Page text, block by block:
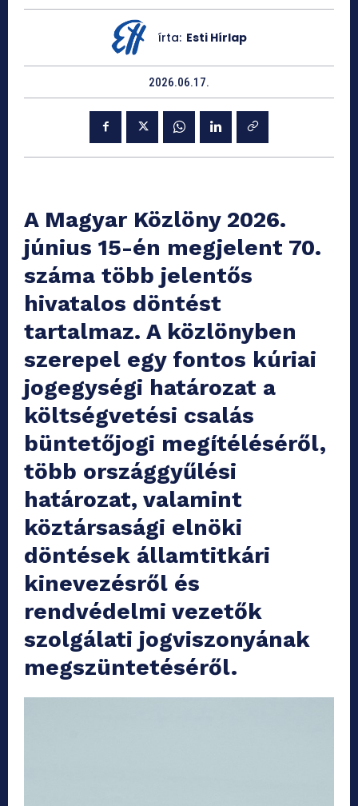
írta: Esti Hírlap
2026.06.17.
A Magyar Közlöny 2026.
június 15-én megjelent 70.
száma több jelentős
hivatalos döntést
tartalmaz. A közlönyben
szerepel egy fontos kúriai
jogegységi határozat a
költségvetési csalás
büntetőjogi megítéléséről,
több országgyűlési
határozat, valamint
köztársasági elnöki
döntések államtitkári
kinevezésről és
rendvédelmi vezetők
szolgálati jogviszonyának
megszüntetéséről.